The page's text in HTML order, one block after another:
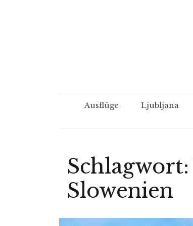
Ausflüge Ljubljana
Schlagwort:
Slowenien